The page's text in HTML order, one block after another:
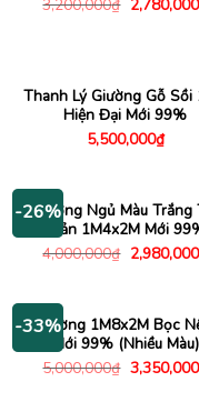
3,200,000₫
gốc
2,780,000
Thanh Lý Giường Gỗ Sồi
Hiện Đại Mới 99%
5,500,000₫
-26%
Giường Ngủ Màu Trắng
Giản 1M4x2M Mới
4,000,000₫ Giá
gốc
2,980,000
-33%
Giường 1M8x2M Bọc
Mới 99% (Nhiều Màu)
5,000,000₫ Giá
gốc
3,350,000